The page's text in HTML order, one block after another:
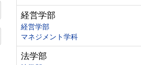
経営学部
経営学部
マネジメント学科
法学部